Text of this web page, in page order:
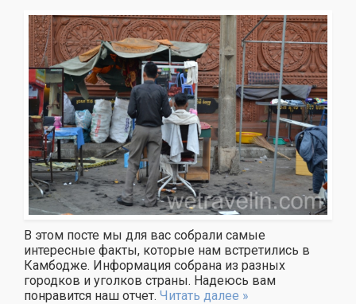
В этом посте мы для вас собрали самые
интересные факты, которые нам встретились в
Камбодже. Информация собрана из разных
городков и уголков страны. Надеюсь вам
понравится наш отчет. Читать далее »